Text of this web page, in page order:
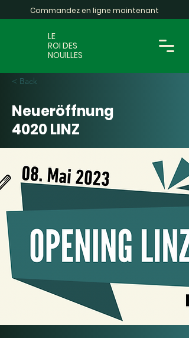
Commandez en ligne maintenant
LE
ROI DES
NOUILLES
< Back
Neueröffnung
4020 LINZ